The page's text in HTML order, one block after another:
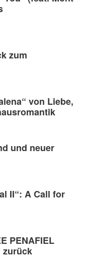
zum
von Liebe,
und neuer
II“: A Call for
PENAFIEL
zurück